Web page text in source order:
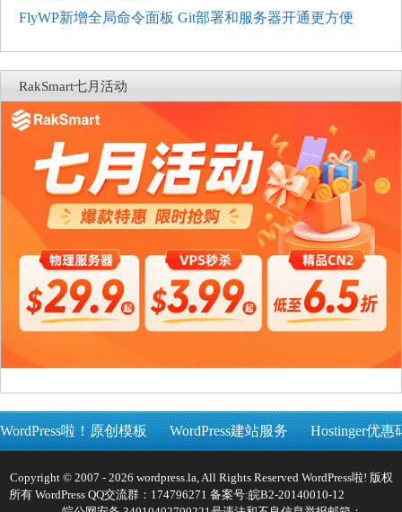
FlyWP新增全局命令面板 Git部署和服务器开通更方便
RakSmart七月活动
WordPress啦！原创模板 WordPress建站服务 Hostinger优惠
Copyright © 2007 - 2026 wordpress.la, All Rights Reserved WordPress啦! 版权
所有 WordPress QQ交流群：174796271 备案号:皖B2-20140010-12